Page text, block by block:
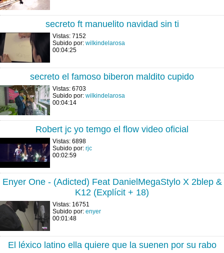
secreto ft manuelito navidad sin ti
Vistas: 7152
Subido por: wilkindelarosa
00:04:25
secreto el famoso biberon maldito cupido
Vistas: 6703
Subido por: wilkindelarosa
00:04:14
Robert jc yo temgo el flow video oficial
Vistas: 6898
Subido por: rjc
00:02:59
Enyer One - (Adicted) Feat DanielMegaStylo X 2blep &
K12 (Explícit + 18)
Vistas: 16751
Subido por: enyer
00:01:48
El léxico latino ella quiere que la suenen por su rabo